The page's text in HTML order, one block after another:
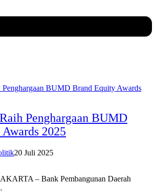
Penghargaan BUMD
2025
20 Juli 2025
– Bank Pembangunan Daerah